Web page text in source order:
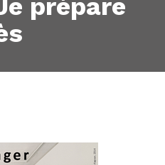
prépare